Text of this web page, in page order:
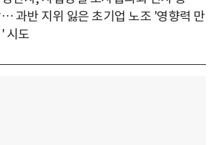
과반 지위 잃은 초기업 노조 '영향력 만
시도